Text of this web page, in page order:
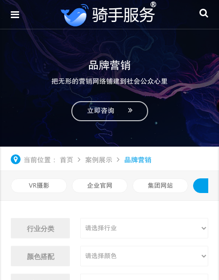
品牌营销
把无形的营销网络铺建到社会公众心里
立即咨询
当前位置： 首页 案例展示 品牌营销
VR摄影 企业官网 集团网站
行业分类
颜色搭配